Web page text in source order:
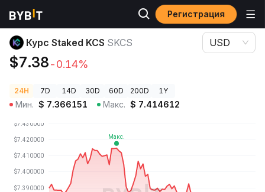
Регистрация
Цены криптовалют Курс Staked KCS SKCS
Курс Staked KCS SKCS
$7.38-0.14%
USD
24H 7D 14D 30D 60D 200D 1Y
Мин. $ 7.366151 Макс. $ 7.414612